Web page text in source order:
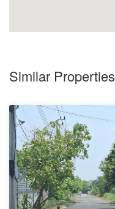
Similar Properties